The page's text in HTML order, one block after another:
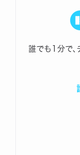
誰でも1分で